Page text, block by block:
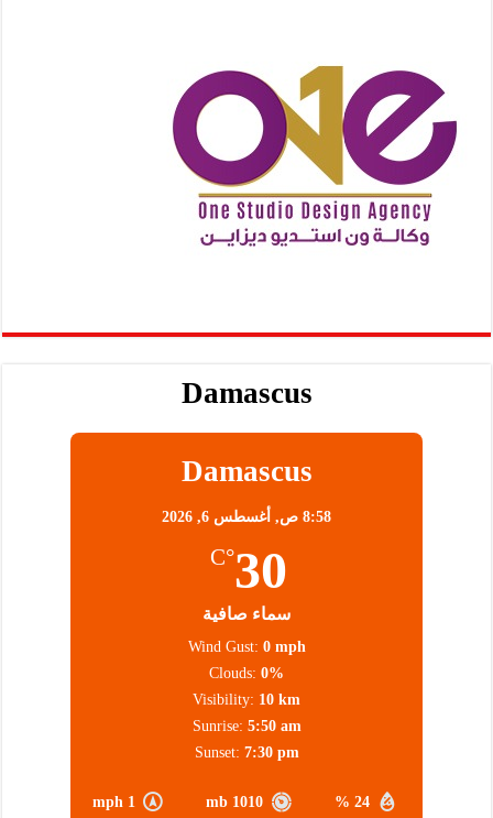
Damascus
Damascus
8:58 ص, أغسطس 6, 2026
30
°C
سماء صافية
24 %
1010 mb
1 mph
Wind Gust: 0 mph
Clouds: 0%
Visibility: 10 km
Sunrise: 5:50 am
Sunset: 7:30 pm